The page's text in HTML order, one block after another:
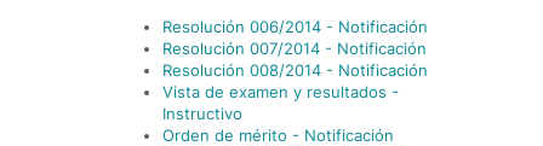
Resolución 006/2014 - Notificación
Resolución 007/2014 - Notificación
Resolución 008/2014 - Notificación
Vista de examen y resultados -
Instructivo
Orden de mérito - Notificación